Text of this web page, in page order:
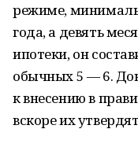
режиме,
года, а девять
ипотеки, он
обычных 5 — 6.
к внесению в
вскоре их